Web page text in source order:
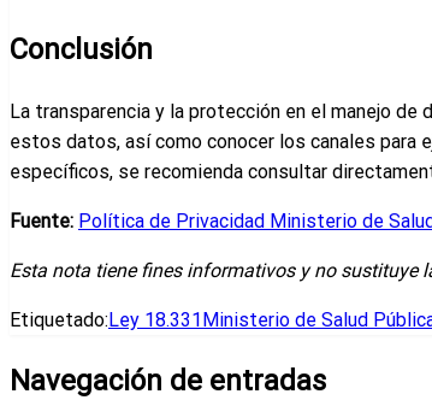
Conclusión
La transparencia y la protección en el manejo
estos datos, así como conocer los canales para
específicos, se recomienda consultar
Fuente: Política de Privacidad Ministerio de
Esta nota tiene fines informativos y no sustituye
Etiquetado:Ley 18.331Ministerio de Salud
Navegación de entradas